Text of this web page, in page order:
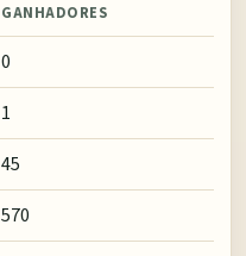
GANHADORES
0
1
45
570